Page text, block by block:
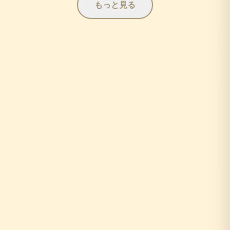
もっと見る